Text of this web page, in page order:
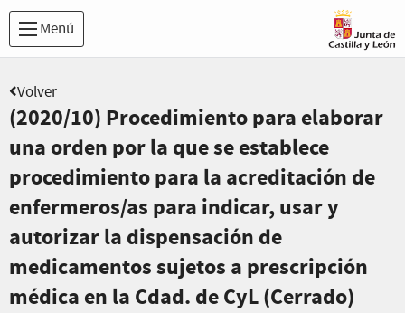
Menú
Volver
(2020/10) Procedimiento para elaborar
una orden por la que se establece
procedimiento para la acreditación de
enfermeros/as para indicar, usar y
autorizar la dispensación de
medicamentos sujetos a prescripción
médica en la Cdad. de CyL (Cerrado)